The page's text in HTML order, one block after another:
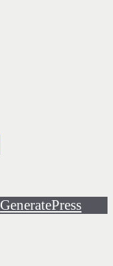
GeneratePress